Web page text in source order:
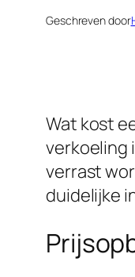
Geschreven door
Wat kost
verkoeling
verrast
duidelijke